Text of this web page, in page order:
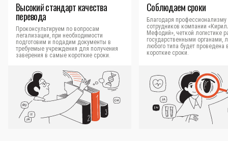
Высокий стандарт качества
перевода
Проконсультируем по вопросам
легализации, при необходимости
подготовим и подадим документы в
требуемые учреждения для получения
заверения в самые короткие сроки.
Соблюдаем сроки
Благодаря профессионализму
сотрудников компании
Мефодий», четкой логистике
государственными органами,
любого типа будет проведена
короткие сроки.